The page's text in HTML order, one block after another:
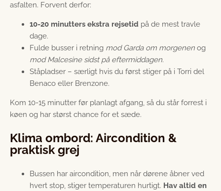
asfalten. Forvent derfor:
10-20 minutters ekstra rejsetid på de mest travle
dage.
Fulde busser i retning mod Garda om morgenen og
mod Malcesine sidst på eftermiddagen.
Ståpladser – særligt hvis du først stiger på i Torri del
Benaco eller Brenzone.
Kom 10-15 minutter før planlagt afgang, så du står forrest i
køen og har størst chance for et sæde.
Klima ombord: Aircondition &
praktisk grej
Bussen har aircondition, men når dørene åbner ved
hvert stop, stiger temperaturen hurtigt. Hav altid en